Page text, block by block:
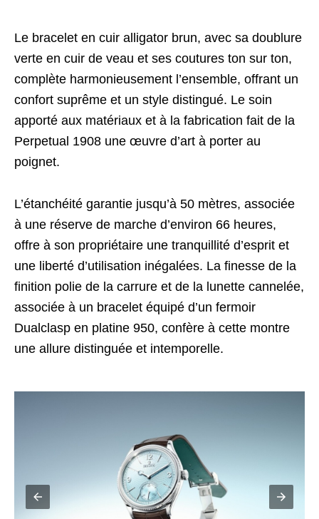
Le bracelet en cuir alligator brun, avec sa doublure
verte en cuir de veau et ses coutures ton sur ton,
complète harmonieusement l’ensemble, offrant un
confort suprême et un style distingué. Le soin
apporté aux matériaux et à la fabrication fait de la
Perpetual 1908 une œuvre d’art à porter au
poignet.
L’étanchéité garantie jusqu’à 50 mètres, associée
à une réserve de marche d’environ 66 heures,
offre à son propriétaire une tranquillité d’esprit et
une liberté d’utilisation inégalées. La finesse de la
finition polie de la carrure et de la lunette cannelée,
associée à un bracelet équipé d’un fermoir
Dualclasp en platine 950, confère à cette montre
une allure distinguée et intemporelle.